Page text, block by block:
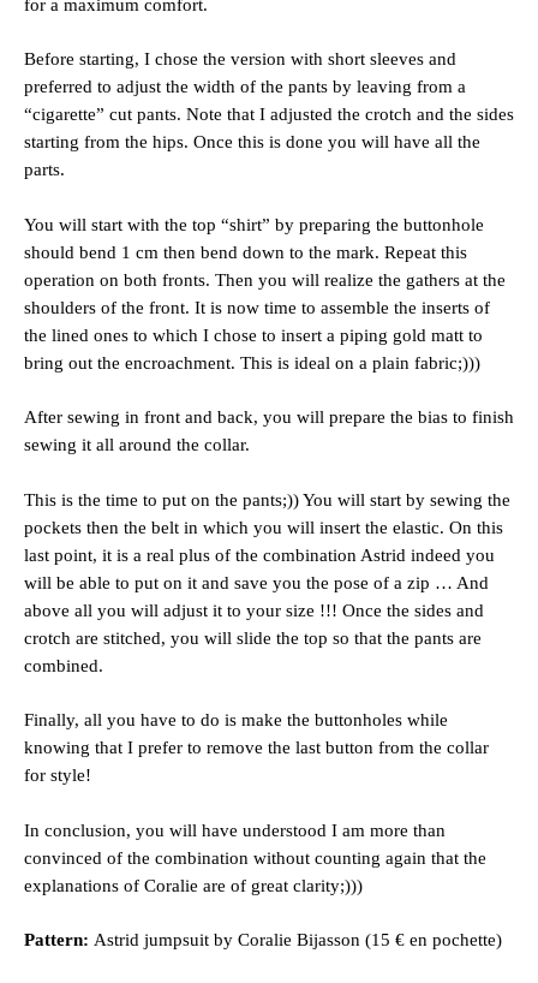
for a maximum comfort.
Before starting, I chose the version with short sleeves and
preferred to adjust the width of the pants by leaving from a
“cigarette” cut pants. Note that I adjusted the crotch and the sides
starting from the hips. Once this is done you will have all the
parts.
You will start with the top “shirt” by preparing the buttonhole
should bend 1 cm then bend down to the mark. Repeat this
operation on both fronts. Then you will realize the gathers at the
shoulders of the front. It is now time to assemble the inserts of
the lined ones to which I chose to insert a piping gold matt to
bring out the encroachment. This is ideal on a plain fabric;)))
After sewing in front and back, you will prepare the bias to finish
sewing it all around the collar.
This is the time to put on the pants;)) You will start by sewing the
pockets then the belt in which you will insert the elastic. On this
last point, it is a real plus of the combination Astrid indeed you
will be able to put on it and save you the pose of a zip … And
above all you will adjust it to your size !!! Once the sides and
crotch are stitched, you will slide the top so that the pants are
combined.
Finally, all you have to do is make the buttonholes while
knowing that I prefer to remove the last button from the collar
for style!
In conclusion, you will have understood I am more than
convinced of the combination without counting again that the
explanations of Coralie are of great clarity;)))
Pattern: Astrid jumpsuit by Coralie Bijasson (15 € en pochette)